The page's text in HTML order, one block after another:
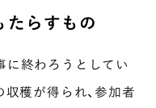
たらすもの
に終わろうとしてい
穫が得られ、参加者